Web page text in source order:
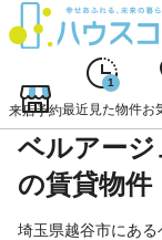
来店予約
1
最近見た物件お
ベルアージ
の賃貸物件
埼玉県越谷市にあ